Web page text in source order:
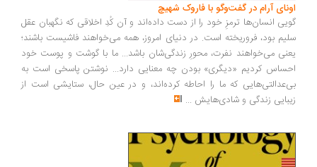
آرام در گفت‌وگو با فاروک شهیچ‭
انسان‌ها ترمزِ خود را از دست داده‌اند و آن کُدِ اخلاقی که نگهبان عقل
بود، فروریخته است. در دنیای امروز، همه می‌خواهند فاشیست باشند؛
می‌خواهند نفرت، محورِ زندگی‌شان باشد... ما با گوشت و پوست خود
کردیم «دیگری» بودن چه معنایی دارد... نوشتن پاسخی است به
که ما را احاطه کرده‌اند، و در عین حال، ستایشی است از
زندگی و شادی‌هایش...